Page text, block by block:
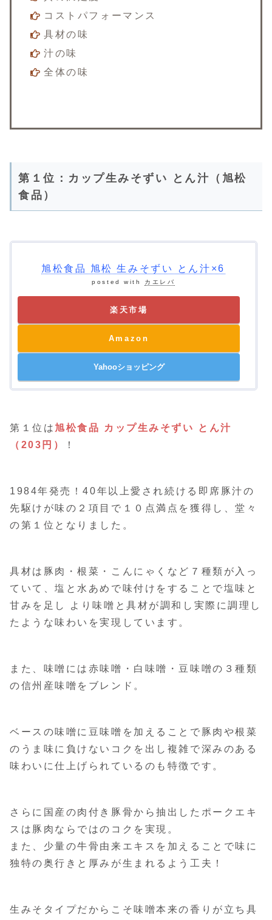
コストパフォーマンス
具材の味
汁の味
全体の味
第１位：カップ生みそずい とん汁（旭松
食品）
旭松食品 旭松 生みそずい とん汁×6
posted with カエレバ
楽天市場
Amazon
Yahooショッピング
第１位は 旭松食品 カップ生みそずい とん汁
（203円）
！
1984年発売！40年以上愛され続ける即席豚汁の
先駆けが味の２項目で１０点満点を獲得し、堂々
の第１位となりました。
具材は豚肉・根菜・こんにゃくなど７種類が入っ
ていて、塩と水あめで味付けをすることで塩味と
甘みを足し より味噌と具材が調和し実際に調理し
たような味わいを実現しています。
また、味噌には赤味噌・白味噌・豆味噌の３種類
の信州産味噌をブレンド。
ベースの味噌に豆味噌を加えることで豚肉や根菜
のうま味に負けないコクを出し複雑で深みのある
味わいに仕上げられているのも特徴です。
さらに国産の肉付き豚骨から抽出したポークエキ
スは豚肉ならではのコクを実現。
また、少量の牛骨由来エキスを加えることで味に
独特の奥行きと厚みが生まれるよう工夫！
生みそタイプだからこそ味噌本来の香りが立ち具